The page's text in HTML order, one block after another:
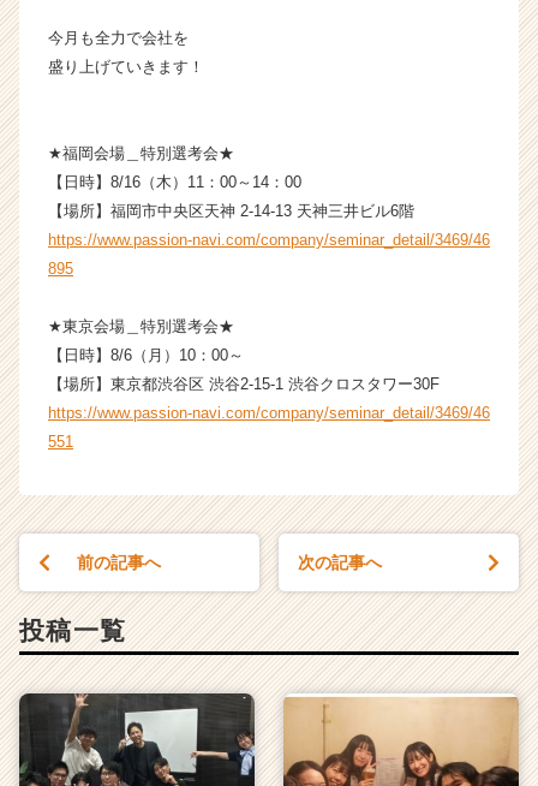
ア
e
r
C
a
r）
今月も全力で会社を
盛り上げていきます！
★福岡会場＿特別選考会★
【日時】8/16（木）11：00～14：00
【場所】福岡市中央区天神 2-14-13 天神三井ビル6階
https://www.passion-navi.com/company/seminar_detail/3469/46
895
★東京会場＿特別選考会★
【日時】8/6（月）10：00～
【場所】東京都渋谷区 渋谷2-15-1 渋谷クロスタワー30F
https://www.passion-navi.com/company/seminar_detail/3469/46
551
前の記事へ 次の記事へ
投稿一覧